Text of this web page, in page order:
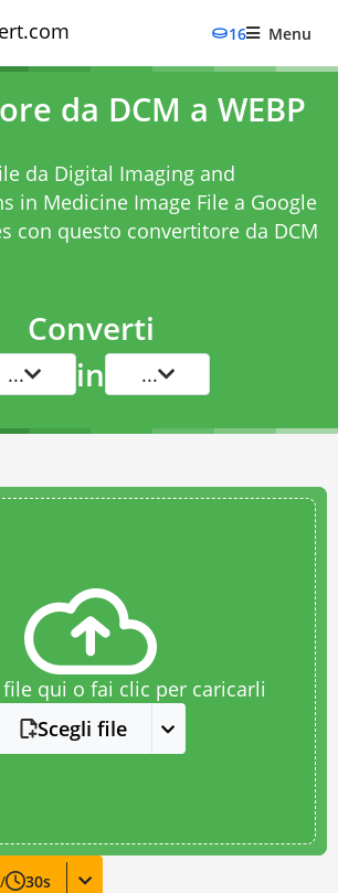
16 Menu
da DCM a WEBP
da Digital Imaging and
in Medicine Image File a Google
con questo convertitore da DCM
Converti
... in ...
file qui o fai clic per caricarli
Scegli file
/ 30s